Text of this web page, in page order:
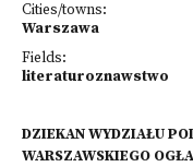
Cities/towns:
Warszawa
Fields:
literaturoznawstwo
DZIEKAN WYDZIAŁU
WARSZAWSKIEGO